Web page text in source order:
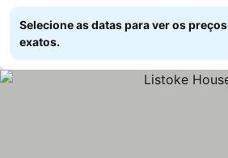
Selecione as datas para ver os preços
exatos.